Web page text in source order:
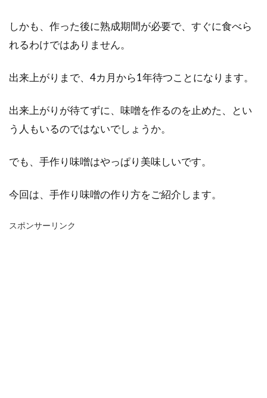
しかも、作った後に熟成期間が必要で、すぐに食べら
れるわけではありません。
出来上がりまで、4カ月から1年待つことになります。
出来上がりが待てずに、味噌を作るのを止めた、とい
う人もいるのではないでしょうか。
でも、手作り味噌はやっぱり美味しいです。
今回は、手作り味噌の作り方をご紹介します。
スポンサーリンク